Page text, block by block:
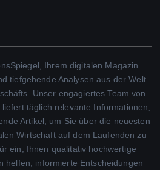
Ihrem digitalen Magazin
tiefgehende Analysen aus der Welt
Unser engagiertes Team von
täglich relevante Informationen,
Artikel, um Sie über die neuesten
Wirtschaft auf dem Laufenden zu
ein, Ihnen qualitativ hochwertige
helfen, informierte Entscheidungen